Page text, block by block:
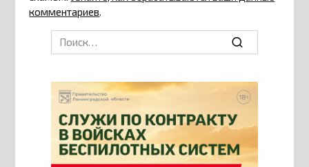
комментариев
Search
for: